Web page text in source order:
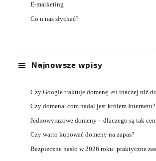
E-marketing
Co u nas słychać?
Najnowsze wpisy
Czy Google traktuje domenę .eu inaczej niż
Czy domena .com nadal jest królem Internetu?
Jednowyrazowe domeny – dlaczego są tak
Czy warto kupować domeny na zapas?
Bezpieczne hasło w 2026 roku: praktyczne